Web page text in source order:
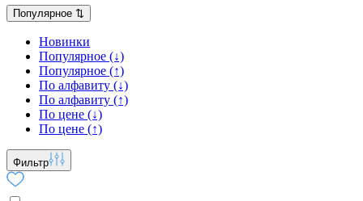
Популярное ⇅
Новинки
Популярное (↓)
Популярное (↑)
По алфавиту (↓)
По алфавиту (↑)
По цене (↓)
По цене (↑)
Фильтр